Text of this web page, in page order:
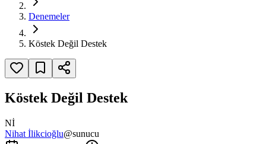
Denemeler
Köstek Değil Destek
Köstek Değil Destek
Nİ
Nihat İlikcioğlu@sunucu